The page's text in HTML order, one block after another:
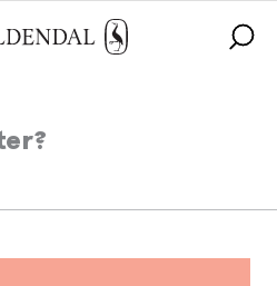
højder